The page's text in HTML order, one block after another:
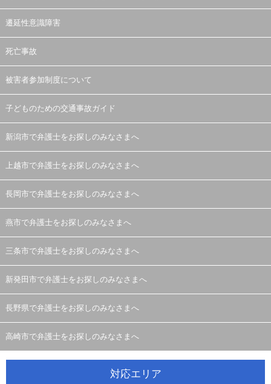
遷延性意識障害
死亡事故
被害者参加制度について
子どものための交通事故ガイド
新潟市で弁護士をお探しのみなさまへ
上越市で弁護士をお探しのみなさまへ
長岡市で弁護士をお探しのみなさまへ
燕市で弁護士をお探しのみなさまへ
三条市で弁護士をお探しのみなさまへ
新発田市で弁護士をお探しのみなさまへ
長野県で弁護士をお探しのみなさまへ
高崎市で弁護士をお探しのみなさまへ
対応エリア